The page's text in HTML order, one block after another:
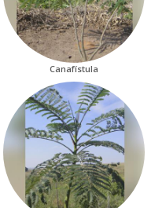
Canafístula